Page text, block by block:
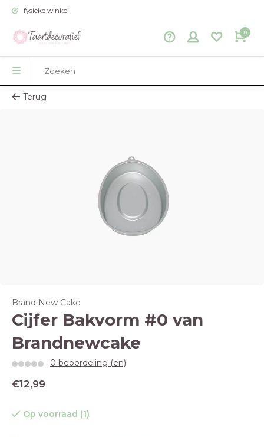
fysieke winkel
0
Terug
Brand New Cake
Cijfer Bakvorm #0 van
Brandnewcake
0 beoordeling (en)
€12,99
Op voorraad (1)